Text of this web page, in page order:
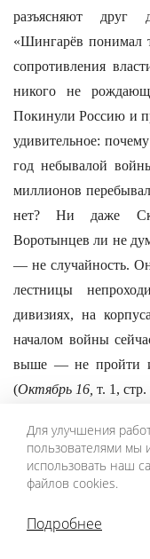
разъясняют друг
«Шингарёв понимал
сопротивления
никого не
Покинули Россию и
удивительное:
год небывалой
миллионов
нет? Ни даже
Воротынцев ли не
— не случайность.
лестницы
дивизиях, на
началом войны
выше — не пройти
(Октябрь 16, т. 1,
«Верхи служебной
самодержавная
вершинами большей
положено
своей
Для улучшения
пользователями мы
использовать наш
файлов cookies.
Подробнее